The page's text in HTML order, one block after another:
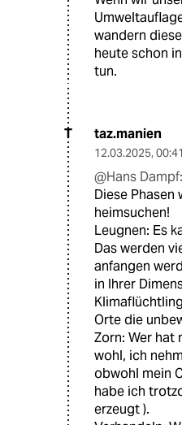
wandern
heute schon
tun.
T taz.manien
12.03.2025,
@Hans Dampf:
Diese Phasen
heimsuchen!
Leugnen: Es
Das werden
anfangen
in Ihrer
Orte die
Zorn: Wer hat
wohl, ich
obwohl mein
habe ich
erzeugt ).